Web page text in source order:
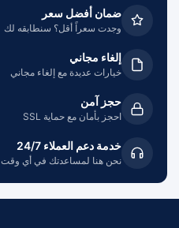
ضمان أفضل سعر
وجدت سعراً أقل؟ سنطابقه لك
إلغاء مجاني
خيارات عديدة مع إلغاء مجاني
حجز آمن
احجز بأمان مع حماية SSL
خدمة دعم العملاء 24/7
نحن هنا لمساعدتك في أي وقت